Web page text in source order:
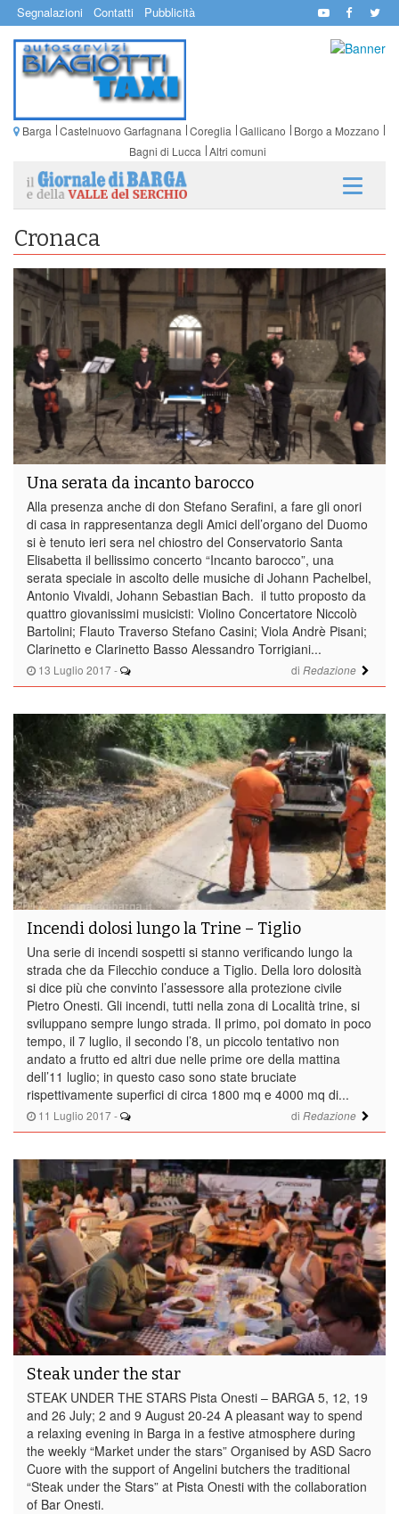
Segnalazioni Contatti Pubblicità
Barga Castelnuovo Garfagnana Coreglia Gallicano
Borgo a Mozzano
Bagni di Lucca Altri comuni
Cronaca
13 Luglio 2017 - di Redazione
Una serata da incanto barocco
Alla presenza anche di don Stefano Serafini, a fare gli onori
di casa in rappresentanza degli Amici dell’organo del Duomo
si è tenuto ieri sera nel chiostro del Conservatorio Santa
Elisabetta il bellissimo concerto “Incanto barocco”, una
serata speciale in ascolto delle musiche di Johann Pachelbel,
Antonio Vivaldi, Johann Sebastian Bach. il tutto proposto da
quattro giovanissimi musicisti: Violino Concertatore Niccolò
Bartolini; Flauto Traverso Stefano Casini; Viola Andrè Pisani;
Clarinetto e Clarinetto Basso Alessandro Torrigiani...
11 Luglio 2017 - di Redazione
Incendi dolosi lungo la Trine – Tiglio
Una serie di incendi sospetti si stanno verificando lungo la
strada che da Filecchio conduce a Tiglio. Della loro dolosità
si dice più che convinto l’assessore alla protezione civile
Pietro Onesti. Gli incendi, tutti nella zona di Località trine, si
sviluppano sempre lungo strada. Il primo, poi domato in poco
tempo, il 7 luglio, il secondo l’8, un piccolo tentativo non
andato a frutto ed altri due nelle prime ore della mattina
dell’11 luglio; in questo caso sono state bruciate
rispettivamente superfici di circa 1800 mq e 4000 mq di...
Steak under the star
STEAK UNDER THE STARS Pista Onesti – BARGA 5, 12, 19
and 26 July; 2 and 9 August 20-24 A pleasant way to spend
a relaxing evening in Barga in a festive atmosphere during
the weekly “Market under the stars” Organised by ASD Sacro
Cuore with the support of Angelini butchers the traditional
“Steak under the Stars” at Pista Onesti with the collaboration
of Bar Onesti.